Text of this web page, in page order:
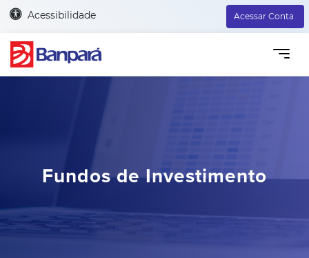
Acessibilidade Acessar Conta
Fundos de Investimento